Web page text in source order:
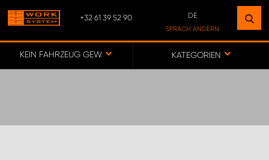
+32 61 39 52 90 DE
SPRACH ÄNDERN
KEIN FAHRZEUG GEWÄHLT KATEGORIEN
FINDEN SIE EINEN STANDORT
IN IHRER NÄHE